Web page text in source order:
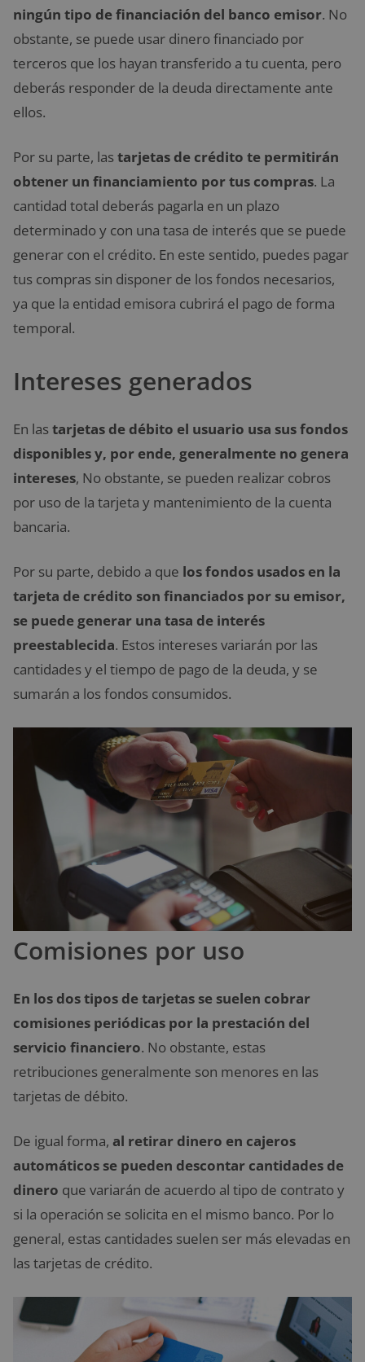
ningún tipo de financiación del banco emisor. No
obstante, se puede usar dinero financiado por
terceros que los hayan transferido a tu cuenta, pero
deberás responder de la deuda directamente ante
ellos.
Por su parte, lastarjetas de crédito te permitirán
obtener un financiamiento por tus compras. La
cantidad total deberás pagarla en un plazo
determinado y con una tasa de interés que se puede
generar con el crédito. En este sentido, puedes pagar
tus compras sin disponer de los fondos necesarios,
ya que la entidad emisora cubrirá el pago de forma
temporal.
Intereses generados
En lastarjetas de débito el usuario usa sus fondos
disponibles y, por ende, generalmente no genera
intereses, No obstante, se pueden realizar cobros
por uso de la tarjeta y mantenimiento de la cuenta
bancaria.
Por su parte, debido a que los fondos usados en la
tarjeta de crédito son financiados por su emisor,
se puede generar una tasa de interés
preestablecida. Estos intereses variarán por las
cantidades y el tiempo de pago de la deuda, y se
sumarán a los fondos consumidos.
Comisiones por uso
En los dos tipos de tarjetas se suelen cobrar
comisiones periódicas por la prestación del
servicio financiero. No obstante, estas
retribuciones generalmente son menores en las
tarjetas de débito.
De igual forma, al retirar dinero en cajeros
automáticos se pueden descontar cantidades de
dinero que variarán de acuerdo al tipo de contrato y
si la operación se solicita en el mismo banco. Por lo
general, estas cantidades suelen ser más elevadas en
las tarjetas de crédito.